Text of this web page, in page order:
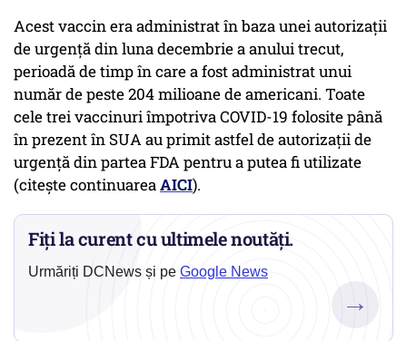
Acest vaccin era administrat în baza unei autorizaţii
de urgenţă din luna decembrie a anului trecut,
perioadă de timp în care a fost administrat unui
număr de peste 204 milioane de americani. Toate
cele trei vaccinuri împotriva COVID-19 folosite până
în prezent în SUA au primit astfel de autorizaţii de
urgenţă din partea FDA pentru a putea fi utilizate
(citește continuareaAICI).
Fiți la curent cu ultimele noutăți.
Urmăriți DCNews și pe Google News
→